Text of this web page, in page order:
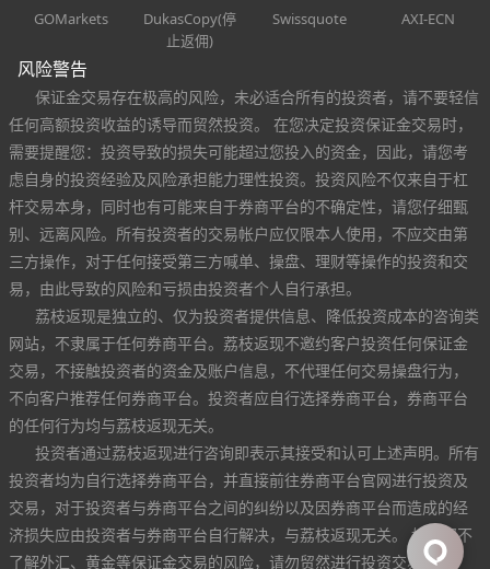
GOMarkets
DukasCopy(停
止返佣)
Swissquote AXI-ECN
风险警告
保证金交易存在极高的风险，未必适合所有的投资者，请不要轻信
任何高额投资收益的诱导而贸然投资。 在您决定投资保证金交易时，
需要提醒您：投资导致的损失可能超过您投入的资金，因此，请您考
虑自身的投资经验及风险承担能力理性投资。投资风险不仅来自于杠
杆交易本身，同时也有可能来自于券商平台的不确定性，请您仔细甄
别、远离风险。所有投资者的交易帐户应仅限本人使用，不应交由第
三方操作，对于任何接受第三方喊单、操盘、理财等操作的投资和交
易，由此导致的风险和亏损由投资者个人自行承担。
荔枝返现是独立的、仅为投资者提供信息、降低投资成本的咨询类
网站，不隶属于任何券商平台。荔枝返现不邀约客户投资任何保证金
交易，不接触投资者的资金及账户信息，不代理任何交易操盘行为，
不向客户推荐任何券商平台。投资者应自行选择券商平台，券商平台
的任何行为均与荔枝返现无关。
投资者通过荔枝返现进行咨询即表示其接受和认可上述声明。所有
投资者均为自行选择券商平台，并直接前往券商平台官网进行投资及
交易，对于投资者与券商平台之间的纠纷以及因券商平台而造成的经
济损失应由投资者与券商平台自行解决，与荔枝返现无关。 如果您不
了解外汇、黄金等保证金交易的风险，请勿贸然进行投资交易。